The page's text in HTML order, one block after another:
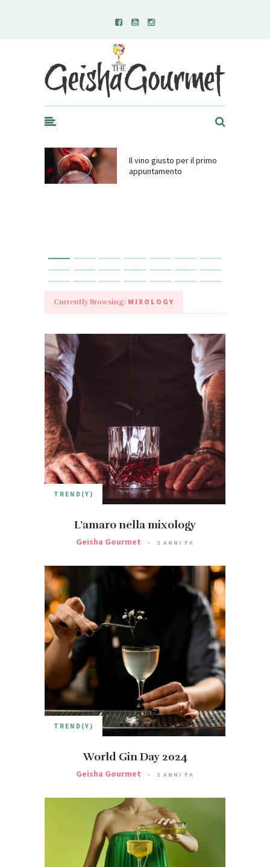
Geisha Gourmet
Il vino giusto per il primo
appuntamento
Currently Browsing: MIXOLOGY
TREND(Y)
L’amaro nella mixology
Geisha Gourmet 2 ANNI FA
TREND(Y)
World Gin Day 2024
Geisha Gourmet 2 ANNI FA